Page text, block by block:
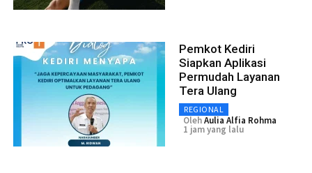
Pemkot Kediri
Siapkan Aplikasi
Permudah Layanan
Tera Ulang
REGIONAL
OlehAulia Alfia Rohma
1 jam yang lalu